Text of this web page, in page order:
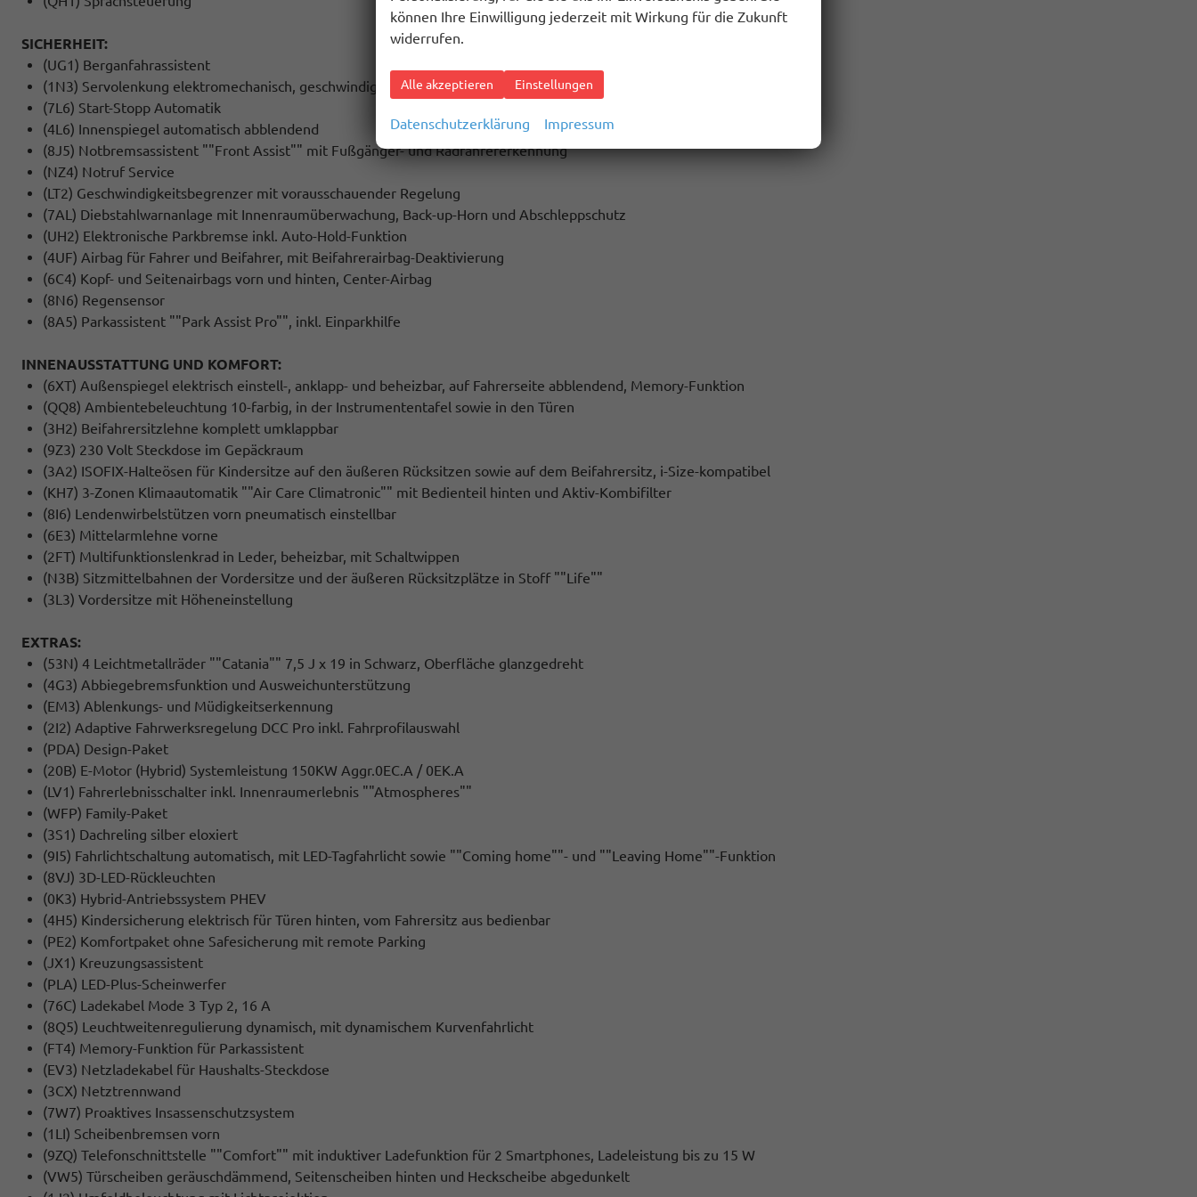
SICHERHEIT:
(UG1) Berganfahrassistent
(1N3) Servolenkung elektromechanisch, geschwindigkeitsabhängig geregelt
(7L6) Start-Stopp Automatik
(4L6) Innenspiegel automatisch abblendend
(8J5) Notbremsassistent ""Front Assist"" mit Fußgänger- und Radfahrererkennung
(NZ4) Notruf Service
(LT2) Geschwindigkeitsbegrenzer mit vorausschauender Regelung
(7AL) Diebstahlwarnanlage mit Innenraumüberwachung, Back-up-Horn und Abschleppschutz
(UH2) Elektronische Parkbremse inkl. Auto-Hold-Funktion
(4UF) Airbag für Fahrer und Beifahrer, mit Beifahrerairbag-Deaktivierung
(6C4) Kopf- und Seitenairbags vorn und hinten, Center-Airbag
(8N6) Regensensor
(8A5) Parkassistent ""Park Assist Pro"", inkl. Einparkhilfe
INNENAUSSTATTUNG UND KOMFORT:
(6XT) Außenspiegel elektrisch einstell-, anklapp- und beheizbar, auf Fahrerseite abblendend, Memory-Funktion
(QQ8) Ambientebeleuchtung 10-farbig, in der Instrumententafel sowie in den Türen
(3H2) Beifahrersitzlehne komplett umklappbar
(9Z3) 230 Volt Steckdose im Gepäckraum
(3A2) ISOFIX-Halteösen für Kindersitze auf den äußeren Rücksitzen sowie auf dem Beifahrersitz, i-Size-kompatibel
(KH7) 3-Zonen Klimaautomatik ""Air Care Climatronic"" mit Bedienteil hinten und Aktiv-Kombifilter
(8I6) Lendenwirbelstützen vorn pneumatisch einstellbar
(6E3) Mittelarmlehne vorne
(2FT) Multifunktionslenkrad in Leder, beheizbar, mit Schaltwippen
(N3B) Sitzmittelbahnen der Vordersitze und der äußeren Rücksitzplätze in Stoff ""Life""
(3L3) Vordersitze mit Höheneinstellung
EXTRAS:
(53N) 4 Leichtmetallräder ""Catania"" 7,5 J x 19 in Schwarz, Oberfläche glanzgedreht
(4G3) Abbiegebremsfunktion und Ausweichunterstützung
(EM3) Ablenkungs- und Müdigkeitserkennung
(2I2) Adaptive Fahrwerksregelung DCC Pro inkl. Fahrprofilauswahl
(PDA) Design-Paket
(20B) E-Motor (Hybrid) Systemleistung 150KW Aggr.0EC.A / 0EK.A
(LV1) Fahrerlebnisschalter inkl. Innenraumerlebnis ""Atmospheres""
(WFP) Family-Paket
(3S1) Dachreling silber eloxiert
(9I5) Fahrlichtschaltung automatisch, mit LED-Tagfahrlicht sowie ""Coming home""- und ""Leaving Home""-Funktion
(8VJ) 3D-LED-Rückleuchten
(0K3) Hybrid-Antriebssystem PHEV
(4H5) Kindersicherung elektrisch für Türen hinten, vom Fahrersitz aus bedienbar
(PE2) Komfortpaket ohne Safesicherung mit remote Parking
(JX1) Kreuzungsassistent
(PLA) LED-Plus-Scheinwerfer
(76C) Ladekabel Mode 3 Typ 2, 16 A
(8Q5) Leuchtweitenregulierung dynamisch, mit dynamischem Kurvenfahrlicht
(FT4) Memory-Funktion für Parkassistent
(EV3) Netzladekabel für Haushalts-Steckdose
(3CX) Netztrennwand
(7W7) Proaktives Insassenschutzsystem
(1LI) Scheibenbremsen vorn
(9ZQ) Telefonschnittstelle ""Comfort"" mit induktiver Ladefunktion für 2 Smartphones, Ladeleistung bis zu 15 W
(VW5) Türscheiben geräuschdämmend, Seitenscheiben hinten und Heckscheibe abgedunkelt
können Ihre Einwilligung jederzeit mit Wirkung für die Zukunft
widerrufen.
Alle akzeptieren Einstellungen
Datenschutzerklärung Impressum